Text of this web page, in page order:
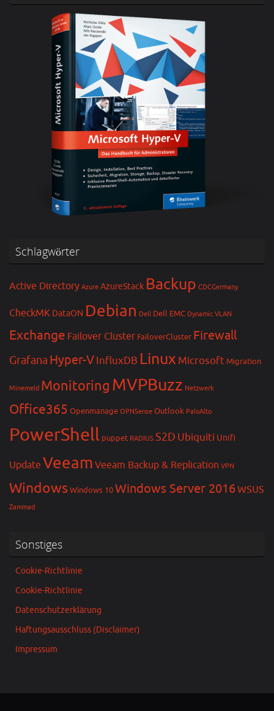
Schlagwörter
Active Directory Azure AzureStack Backup CDCGermany
CheckMK DataON Debian Dell Dell EMC Dynamic VLAN
Exchange Failover Cluster FailoverCluster Firewall
Grafana Hyper-VInfluxDB Linux Microsoft Migration
Minemeld Monitoring MVPBuzz Netzwerk
Office365 Openmanage OPNSense Outlook PaloAlto
PowerShell puppet RADIUS S2D Ubiquiti Unifi
Update Veeam Veeam Backup & Replication VPN
WindowsWindows 10Windows Server 2016WSUS
Zammad
Sonstiges
Cookie-Richtlinie
Cookie-Richtlinie
Datenschutzerklärung
Haftungsausschluss (Disclaimer)
Impressum